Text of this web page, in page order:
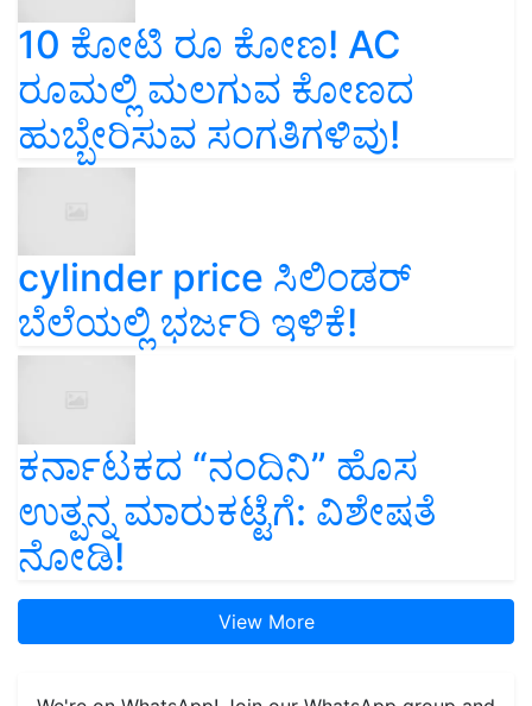
10 ಕೋಟಿ ರೂ ಕೋಣ! AC
ರೂಮಲ್ಲಿ ಮಲಗುವ ಕೋಣದ
ಹುಬ್ಬೇರಿಸುವ ಸಂಗತಿಗಳಿವು!
cylinder price ಸಿಲಿಂಡರ್‌
ಬೆಲೆಯಲ್ಲಿ ಭರ್ಜರಿ ಇಳಿಕೆ!
ಕರ್ನಾಟಕದ “ನಂದಿನಿ” ಹೊಸ
ಉತ್ಪನ್ನ ಮಾರುಕಟ್ಟೆಗೆ: ವಿಶೇಷತೆ
ನೋಡಿ!
View More